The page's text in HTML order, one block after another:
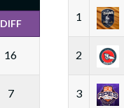
DIFF
16
7
1
2
3